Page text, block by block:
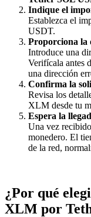
Indique el
Establezca el
USDT.
Proporciona la
Introduce una
Verifícala antes
una dirección
Confirma la
Revisa los
XLM desde tu
Espera la
Una vez
monedero. El
de la red,
¿Por qué
XLM por